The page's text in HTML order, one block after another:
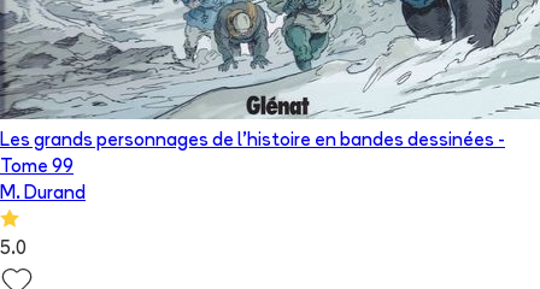
Les grands personnages de l’histoire en bandes dessinées -
Tome 99
M. Durand
5.0